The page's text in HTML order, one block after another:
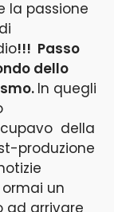
la passione
!!! Passo
dello
In quegli
della
produzione
un